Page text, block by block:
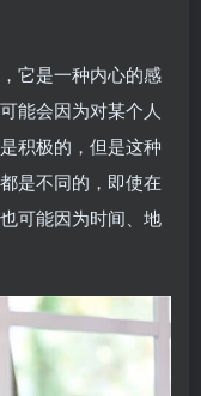
它是一种内心的感
能会因为对某个人
积极的，但是这种
是不同的，即使在
可能因为时间、地